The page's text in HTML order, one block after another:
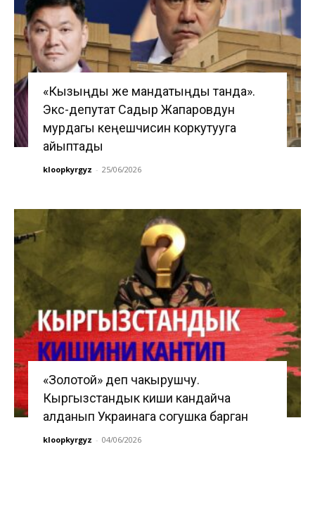
«Кызыңды же мандатыңды танда».
Экс-депутат Садыр Жапаровдун
мурдагы кеңешчисин коркутууга
айыптады
kloopkyrgyz - 25/06/2026
«Золотой» деп чакырушчу.
Кыргызстандык киши кандайча
алданып Украинага согушка барган
kloopkyrgyz - 04/06/2026